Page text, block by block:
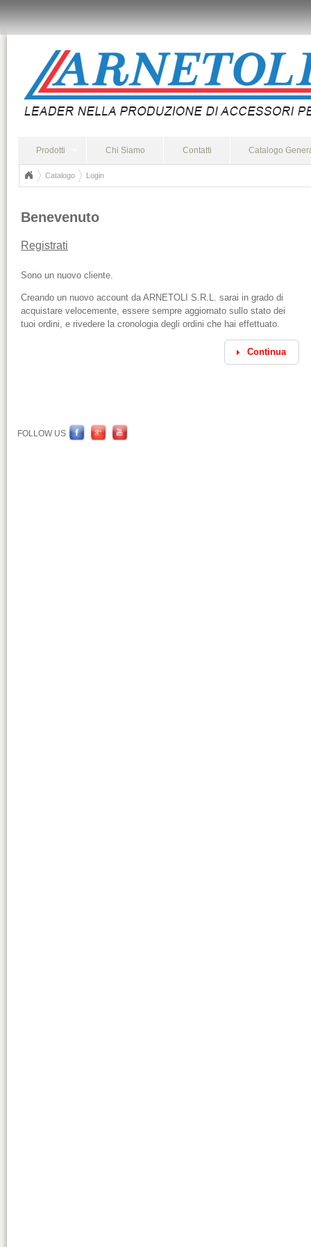
Prodotti Chi Siamo Contatti Catalogo
Catalogo Login
Benevenuto
Registrati
Sono un nuovo cliente.
Creando un nuovo account da ARNETOLI S.R.L. sarai in grado di
acquistare velocemente, essere sempre aggiornato sullo stato dei
tuoi ordini, e rivedere la cronologia degli ordini che hai effettuato.
Continua
FOLLOW US